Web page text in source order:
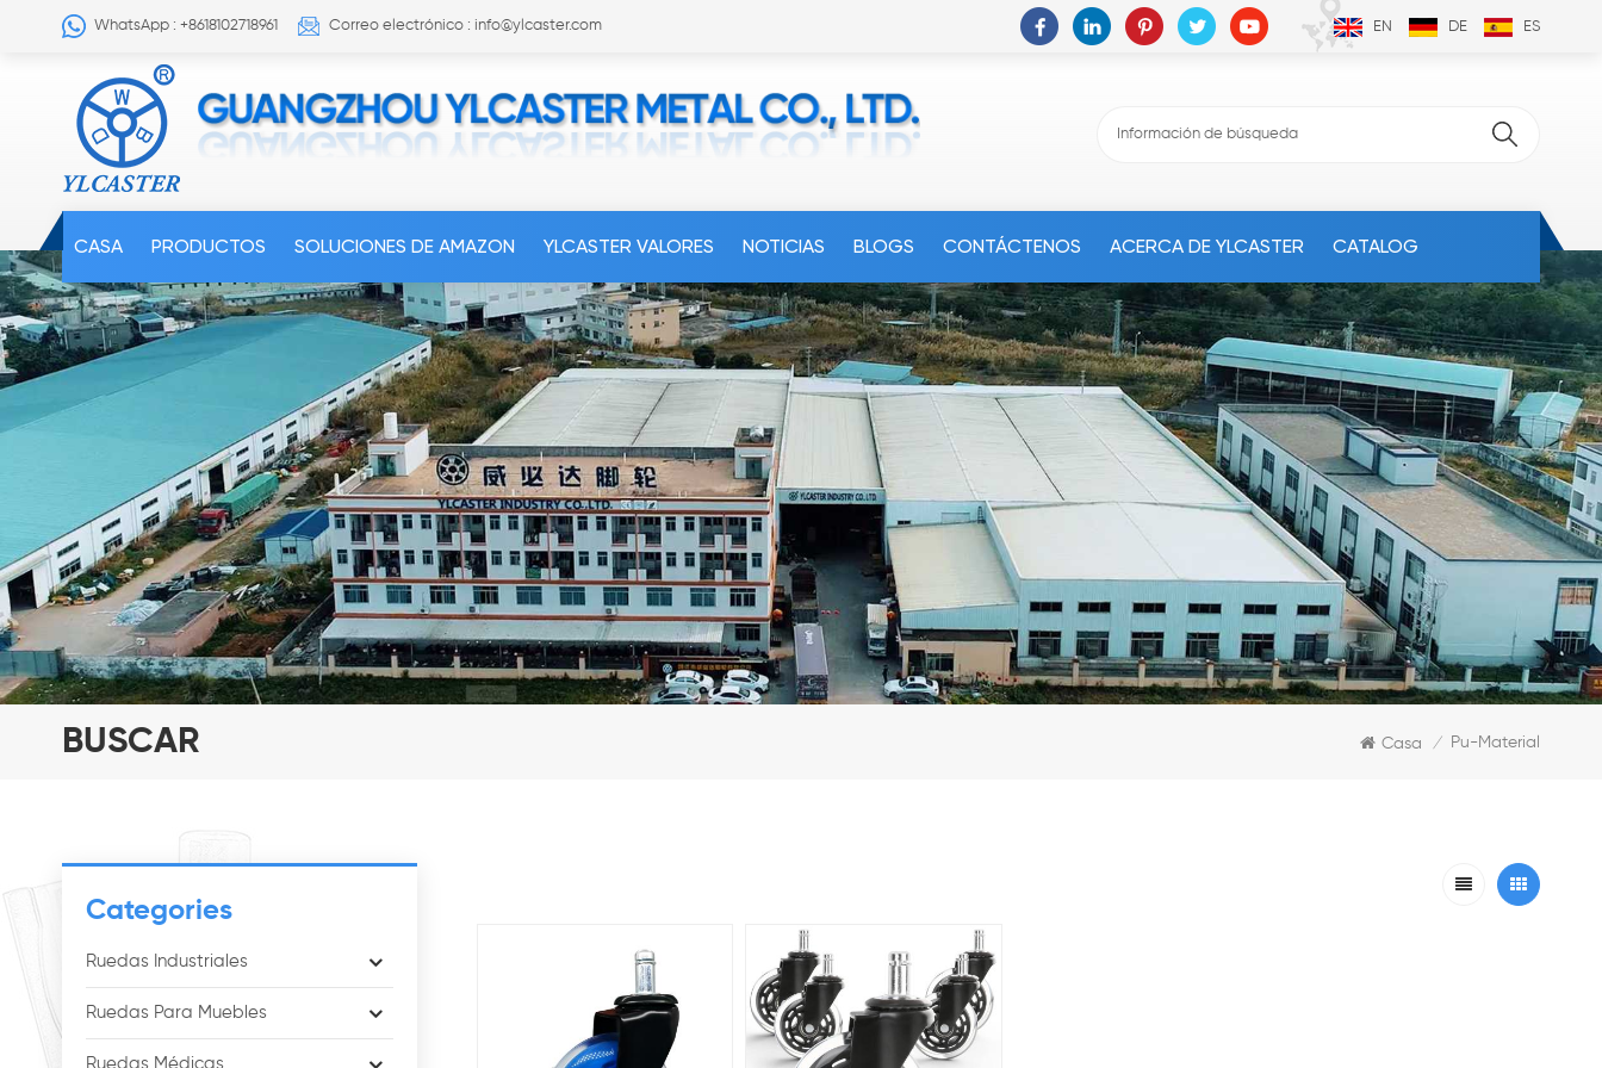
WhatsApp : +8618102718961 Correo electrónico : info@ylcaster.com EN DE ES
CASA PRODUCTOS SOLUCIONES DE AMAZON YLCASTER VALORES NOTICIAS BLOGS CONTÁCTENOS ACERCA DE YLCASTER CATALOG
BUSCAR Casa / Pu-Material
Categories
Ruedas Industriales
Ruedas Para Muebles
Ruedas Médicas